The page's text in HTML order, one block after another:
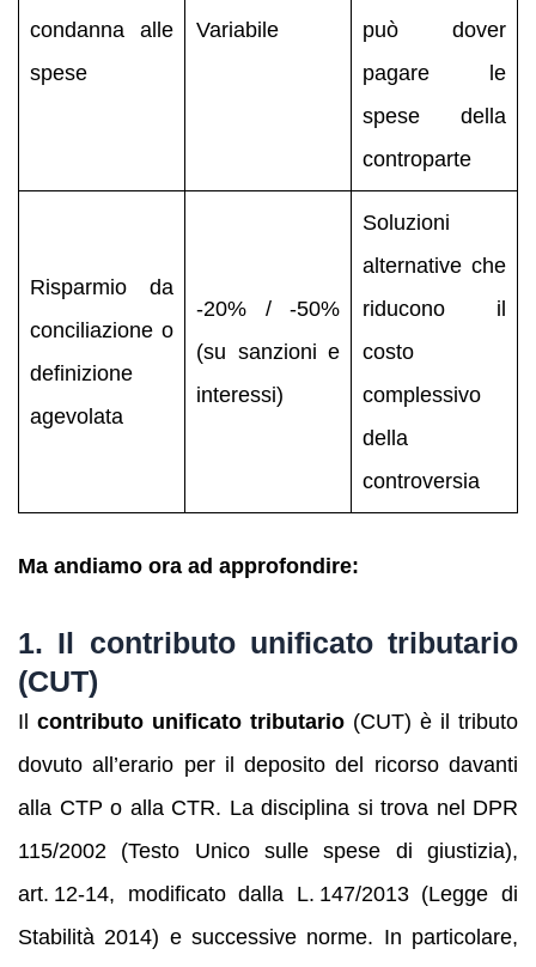
condanna alle
spese
Variabile
può dover
pagare le
spese della
controparte
Risparmio da
conciliazione o
definizione
agevolata
-20% / -50%
(su sanzioni e
interessi)
Soluzioni
alternative che
riducono il
costo
complessivo
della
controversia
Ma andiamo ora ad approfondire:
1. Il contributo unificato tributario
(CUT)
Il contributo unificato tributario (CUT) è il tributo
dovuto all’erario per il deposito del ricorso davanti
alla CTP o alla CTR. La disciplina si trova nel DPR
115/2002 (Testo Unico sulle spese di giustizia),
art. 12-14, modificato dalla L. 147/2013 (Legge di
Stabilità 2014) e successive norme. In particolare,